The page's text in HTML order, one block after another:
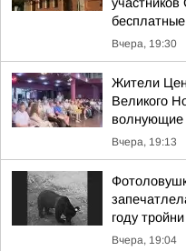
бесплатные
Вчера, 19:30
Жители
Великого
волнующие
Вчера, 19:13
году
Вчера, 19:04